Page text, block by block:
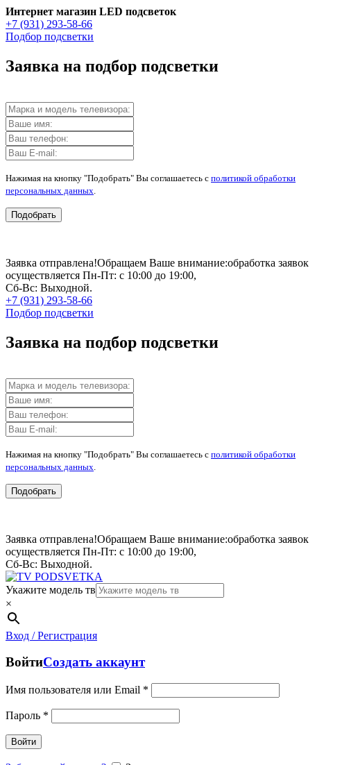
Интернет магазин LED подсветок
+7 (931) 293-58-66
Подбор подсветки
Заявка на подбор подсветки
Нажимая на кнопку "Подобрать" Вы соглашаетесь с политикой обработки
персональных данных
Подобрать
Заявка отправлена!Обращаем Ваше внимание:обработка заявок
осуществляется Пн-Пт: с 10:00 до 19:00,
Сб-Вс: Выходной.
+7 (931) 293-58-66
Подбор подсветки
Заявка на подбор подсветки
Нажимая на кнопку "Подобрать" Вы соглашаетесь с политикой обработки
персональных данных
Подобрать
Заявка отправлена!Обращаем Ваше внимание:обработка заявок
осуществляется Пн-Пт: с 10:00 до 19:00,
Сб-Вс: Выходной.
Укажите модель тв
×
Вход / Регистрация
ВойтиСоздать аккаунт
Имя пользователя или Email *
Пароль *
Войти